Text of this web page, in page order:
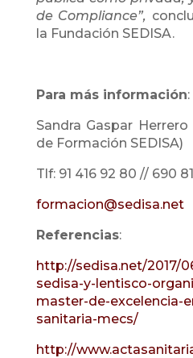
de Compliance”,
la Fundación SEDISA.
Para más información:
Sandra Gaspar
de Formación SEDISA)
Tlf: 91 416 92 80 // 690
formacion@sedisa.net
Referencias:
http://sedisa.net/2017/
sedisa-y-lentisco-
master-de-excelencia-
sanitaria-mecs/
http://